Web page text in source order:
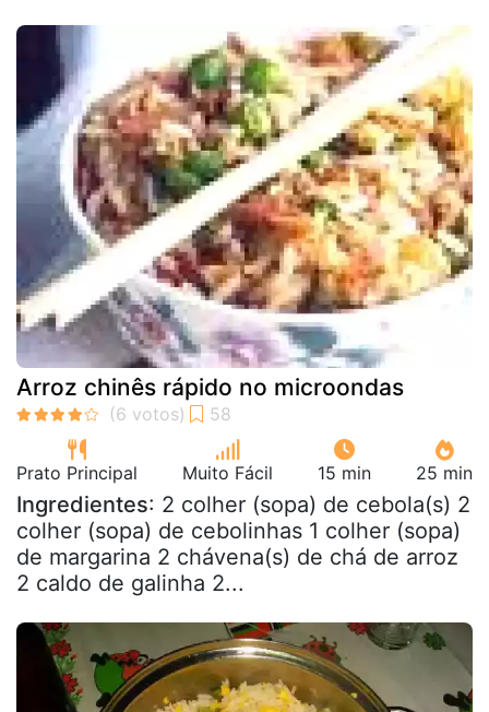
Arroz chinês rápido no microondas
Prato Principal Muito Fácil 15 min 25 min
Ingredientes: 2 colher (sopa) de cebola(s) 2
colher (sopa) de cebolinhas 1 colher (sopa)
de margarina 2 chávena(s) de chá de arroz
2 caldo de galinha 2...